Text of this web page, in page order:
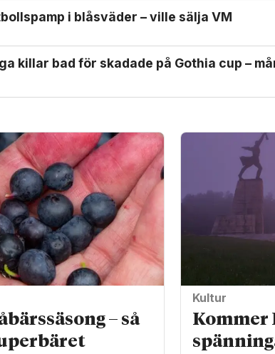
i blåsväder – ville sälja VM
killar bad för skadade på Gothia cup –
– så
Kultur
Kommer